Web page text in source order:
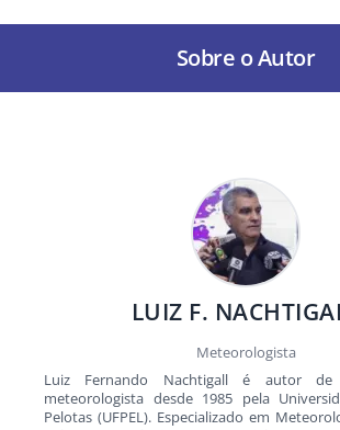
Sobre o Autor
LUIZ F.
Meteorologista
Luiz Fernando Nachtigall é autor de
meteorologista desde 1985 pela
Pelotas (UFPEL). Especializado em